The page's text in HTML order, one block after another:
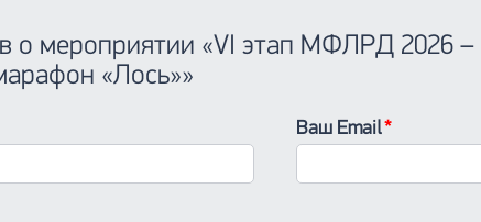
о мероприятии «VI этап МФЛРД 2026
«Лось»»
Ваш Email